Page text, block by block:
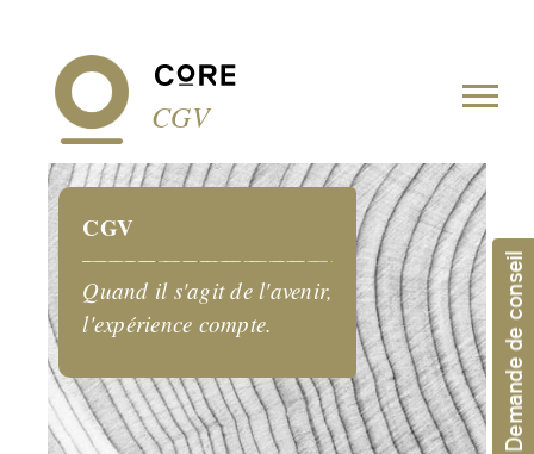
CGV
CGV
Quand il s'agit de l'avenir,
l'expérience compte.
Demande de conseil